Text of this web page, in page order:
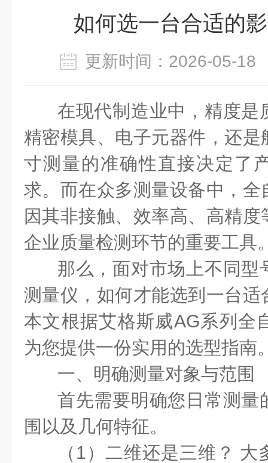
如何选一台合适的
更新时间：2026-05-
在现代制造业中，精度是
精密模具、电子元器件，还
寸测量的准确性直接决定了
求。而在众多测量设备中，
因其非接触、效率高、高精
企业质量检测环节的重要工具
那么，面对市场上不同型
测量仪，如何才能选到一台
本文根据艾格斯威AG系列全
为您提供一份实用的选型指南
一、明确测量对象与范围
首先需要明确您日常测量
围以及几何特征。
（1）二维还是三维？